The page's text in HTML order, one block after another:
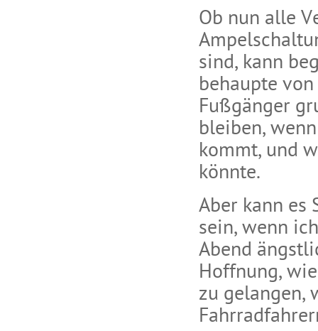
Ob nun alle
sind, kann
behaupte
Fußgänger
bleiben,
kommt, und
könnte.
Aber kann es
sein, wenn
Abend
Hoffnung,
zu gelangen,